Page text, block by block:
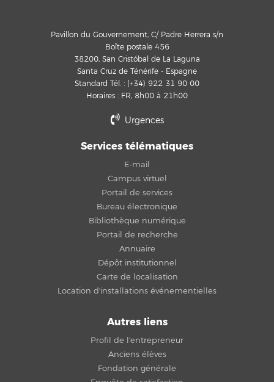
Pavillon du Gouvernement, C/ Padre Herrera s/n
Boîte postale 456
38200, San Cristóbal de La Laguna
Santa Cruz de Ténérife - Espagne
Standard Tél. : (+34) 922 31 90 00
Horaires : FR, 8h00 à 21h00
Urgences
Services télématiques
E-mail
Campus virtuel
Portail de services
Bureau électronique
Bibliothèque numérique
Portail de recherche
Annuaire
Dépôt institutionnel
Carte de localisation
Location d'installations événementielles
Autres liens
Profil de l'entrepreneur
Anciens élèves
Fondation générale